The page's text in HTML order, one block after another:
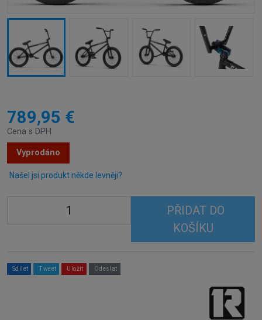
789,95 €
Cena s DPH
Vyprodáno
Našel jsi produkt někde levněji?
PŘIDAT DO
KOŠÍKU
Sdílet Tweet Uložit Odeslat